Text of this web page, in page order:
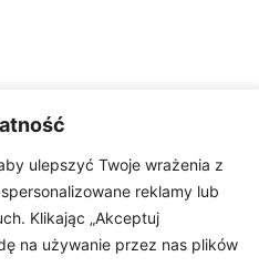
ulepszyć Twoje wrażenia z
reklamy lub
Klikając „Akceptuj
na używanie przez nas plików